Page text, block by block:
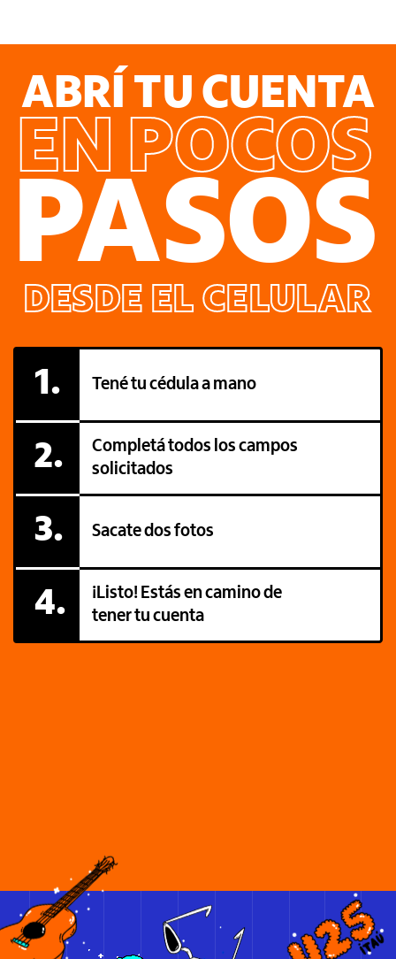
ABRÍ TU CUENTA
EN POCOS
PASOS
DESDE EL CELULAR
1. Tené tu cédula a mano
2.
Completá todos los campos
solicitados
3. Sacate dos fotos
4.
¡Listo! Estás en camino de
tener tu cuenta